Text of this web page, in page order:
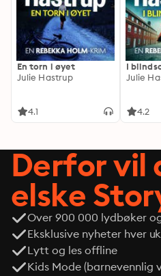
En torn i øyet
Julie Hastrup
4.1
I
Julie
4.2
Derfor vil
elske
Over 900 000 lydbøker
Eksklusive nyheter hver
Lytt og les offline
Kids Mode (barnevennlig